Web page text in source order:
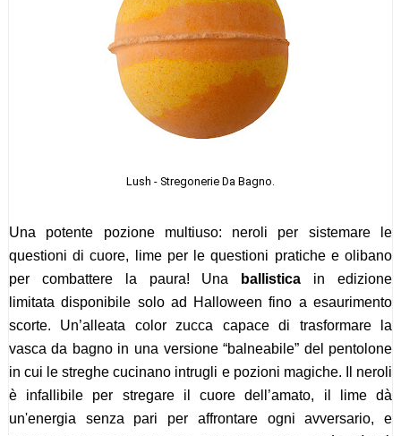
Lush - Stregonerie Da Bagno.
Una potente pozione multiuso: neroli per sistemare le
questioni di cuore, lime per le questioni pratiche e olibano
per combattere la paura! Una
ballistica in edizione
limitata disponibile solo ad Halloween fino a esaurimento
scorte. Un’alleata color zucca capace di trasformare la
vasca da bagno in una versione “balneabile” del pentolone
in cui le streghe cucinano intrugli e pozioni magiche. Il neroli
è infallibile per stregare il cuore dell’amato, il lime dà
un'energia senza pari per affrontare ogni avversario, e